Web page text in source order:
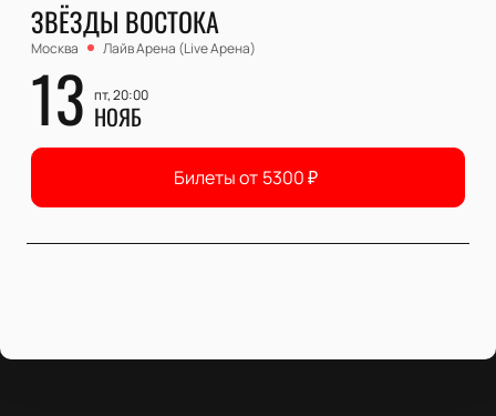
ЗВЁЗДЫ ВОСТОКА
Москва Лайв Арена (Live Арена)
13 пт, 20:00
НОЯБ
Билеты от 5300₽